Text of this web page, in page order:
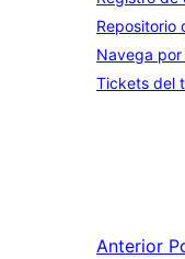
Repositorio
Navega por
Tickets del
Anterior